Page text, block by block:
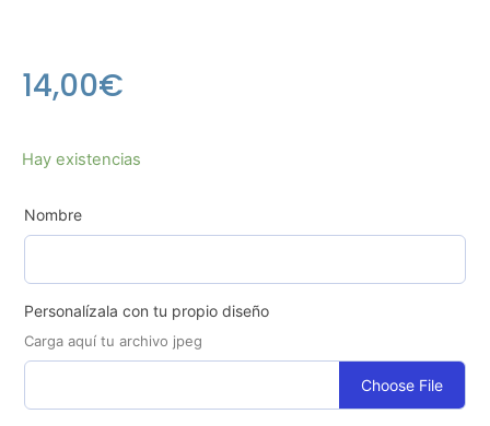
14,00€
Hay existencias
Nombre
Personalízala con tu propio diseño
Carga aquí tu archivo jpeg
Choose File